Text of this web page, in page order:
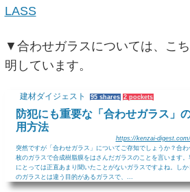
LASS
▼合わせガラスについては、こ
明しています。
建材ダイジェスト 95 shares 2 pockets
防犯にも重要な「合わせガラス」
用方法
https://kenzai-
突然ですが「合わせガラス」についてご存知でしょうか？合
枚のガラスで合成樹脂膜をはさんだガラスのことを言います
にとっては正直あまり聞いたことがないガラスですよね。しか
のガラスとは違う目的があるガラスで、...